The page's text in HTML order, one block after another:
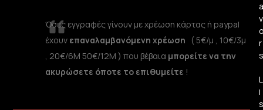
Όσες εγγραφές γίνουν με χρέωση κάρτας ή paypal
έχουν επαναλαμβανόμενη χρέωση ( 5€/μ , 10€/3μ
, 20€/6Μ 50€/12Μ ) που βέβαια μπορείτε να την
ακυρώσετε όποτε το επιθυμείτε !
a
v
r
s
L
i
s